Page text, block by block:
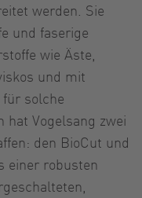
werden. Sie
und faserige
wie Äste,
und mit
solche
hat Vogelsang zwei
den BioCut und
einer robusten